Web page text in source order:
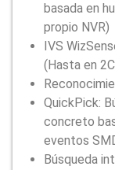
basada en
propio NVR)
IVS
(Hasta en
QuickPick:
concreto
eventos
Búsqueda